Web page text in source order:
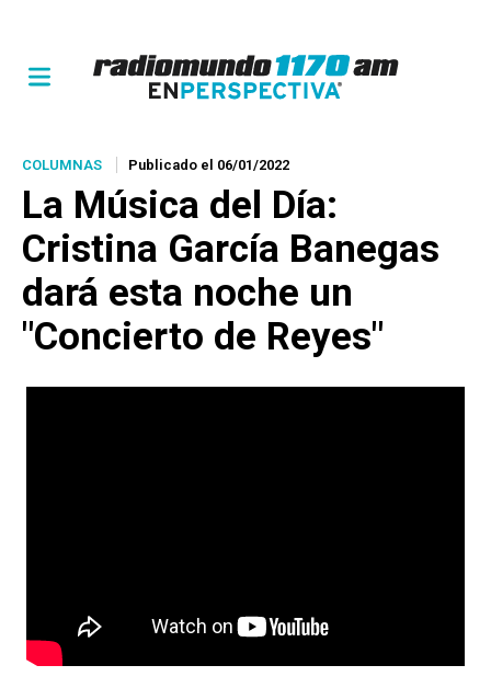
COLUMNAS Publicado el 06/01/2022
La Música del Día:
Cristina García Banegas
dará esta noche un
"Concierto de Reyes"